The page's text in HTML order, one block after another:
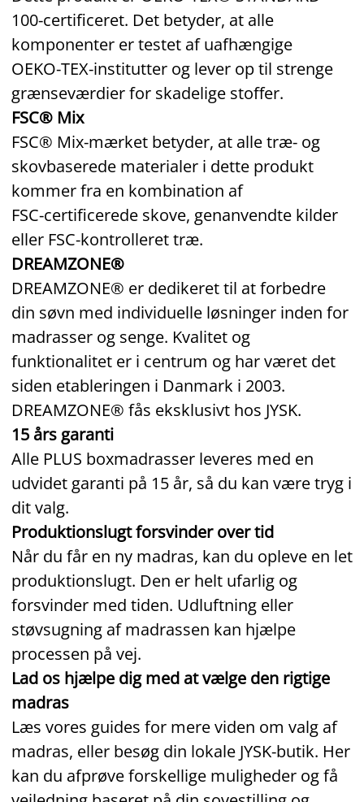
100‑certificeret. Det betyder, at alle
komponenter er testet af uafhængige
OEKO‑TEX‑institutter og lever op til strenge
grænseværdier for skadelige stoffer.
FSC® Mix
FSC® Mix‑mærket betyder, at alle træ‑ og
skovbaserede materialer i dette produkt
kommer fra en kombination af
FSC‑certificerede skove, genanvendte kilder
eller FSC‑kontrolleret træ.
DREAMZONE®
DREAMZONE® er dedikeret til at forbedre
din søvn med individuelle løsninger inden for
madrasser og senge. Kvalitet og
funktionalitet er i centrum og har været det
siden etableringen i Danmark i 2003.
DREAMZONE® fås eksklusivt hos JYSK.
15 års garanti
Alle PLUS boxmadrasser leveres med en
udvidet garanti på 15 år, så du kan være tryg i
dit valg.
Produktionslugt forsvinder over tid
Når du får en ny madras, kan du opleve en let
produktionslugt. Den er helt ufarlig og
forsvinder med tiden. Udluftning eller
støvsugning af madrassen kan hjælpe
processen på vej.
Lad os hjælpe dig med at vælge den rigtige
madras
Læs vores guides for mere viden om valg af
madras, eller besøg din lokale JYSK‑butik. Her
kan du afprøve forskellige muligheder og få